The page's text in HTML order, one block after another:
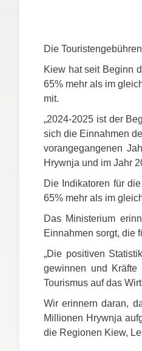
Die
Kiew hat seit Beginn
65% mehr als im
mit.
„2024-2025 ist der
sich die Einnahmen
vorangegangenen
Hrywnja und im Jahr
Die Indikatoren für
65% mehr als im
Das Ministerium
Einnahmen sorgt, die
„Die positiven
gewinnen und
Tourismus auf das
Wir erinnern daran,
Millionen Hrywnja
die Regionen Kiew,